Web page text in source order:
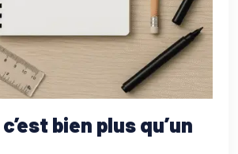
bien plus qu’un